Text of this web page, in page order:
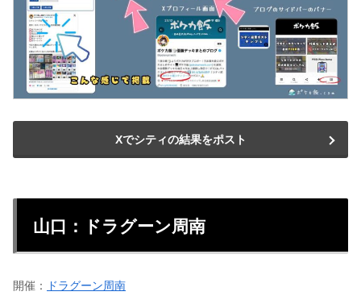
Xでシティの結果をポスト
山口：ドラグーン周南
開催： ドラグーン周南